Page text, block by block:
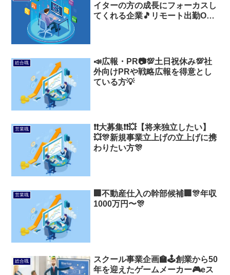
イターの方の成長にフォーカスし
てくれる企業🎵リモート出勤OK
総合職
📣広報・PR📷💯土日祝休み💯社
外向けPRや戦略広報を得意とし
ている方💡
営業職
❗❗大募集❗❗💥【将来独立したい】
💥🎊新規事業立上げの立上げに携
わりたい方🎊
営業職
🏢不動産仕入の幹部候補🏢🎊年収
1000万円〜🎊
総合職
スクール事業企画🏫🕹️創業から50
年を迎えたゲームメーカー🎮️eス